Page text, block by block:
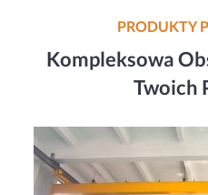
PRODUKTY
Kompleksowa
Twoich